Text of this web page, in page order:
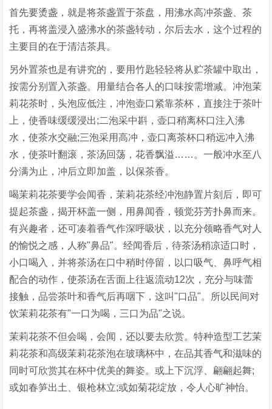
首先要烫盏，就是将茶盏置于茶盘，用沸水高冲茶盏、茶
托，再将盖浸入盛沸水的茶盏转动，尔后去水，这个过程的
主要目的在于清洁茶具。
另外置茶也是有讲究的，要用竹匙轻轻将从贮茶罐中取出，
按需分别置入茶盏。用量结合各人的口味按需增减。冲泡茉
莉花茶时，头泡应低注，冲泡壶口紧靠茶杯，直接注于茶叶
上，使香味缓缓浸出;二泡采中斟，壶口稍离杯口注入沸
水，使茶水交融;三泡采用高冲，壶口离茶杯口稍远冲入沸
水，使茶叶翻滚，茶汤回荡，花香飘溢……。一般冲水至八
分满为止，冲后立即加盖，以保茶香。
喝茉莉花茶要学会闻香，茉莉花茶经冲泡静置片刻后，即可
提起茶盏，揭开杯盖一侧，用鼻闻香，顿觉芬芳扑鼻而来。
有兴趣者，还可凑着香气作深呼吸状，以充分领略香气对人
的愉悦之感，人称"鼻品"。经闻香后，待茶汤稍凉适口时，
小口喝入，并将茶汤在口中稍时停留，以口吸气、鼻呼气相
配合的动作，使茶汤在舌面上往返流动12次，充分与味蕾
接触，品尝茶叶和香气后再咽下，这叫"口品"。所以民间对
饮茉莉花茶有"一口为喝，三口为品"之说。
茉莉花茶不但会喝，会闻，还以要去欣赏。特种造型工艺茉
莉花茶和高级茉莉花茶泡在玻璃杯中，在品其香气和滋味的
同时可欣赏其在杯中优美的舞姿。或上下沉浮、翩翩起舞;
或如春笋出土、银枪林立;或如菊花绽放，令人心旷神怡。